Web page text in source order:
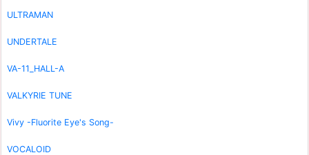
ULTRAMAN
UNDERTALE
VA-11_HALL-A
VALKYRIE TUNE
Vivy -Fluorite Eye's Song-
VOCALOID